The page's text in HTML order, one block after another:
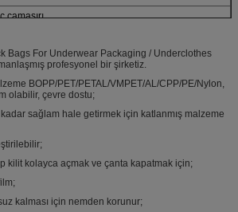
çamaşırı
kaplama ile bir master karton içinde 800pcs
çözünürlüklü AI veya PDF veya CDR veya EPS
/ REACH / MSDS
yapı, malzeme, boyut, tasarım, paketleme hoş
Bags For Underwear Packaging / Underclothes
profesyonel bir şirketiz.
BOPP/PET/PETAL/VMPET/AL/CPP/PE/Nylon,
olabilir, çevre dostu;
sağlam hale getirmek için katlanmış malzeme
kilit kolayca açmak ve çanta kapatmak için;
kalması için nemden korunur;